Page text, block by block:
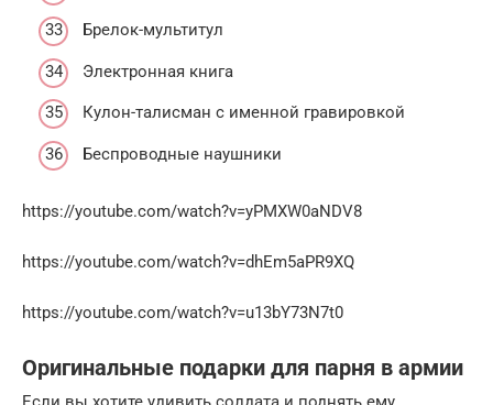
Брелок-мультитул
Электронная книга
Кулон-талисман с именной гравировкой
Беспроводные наушники
https://youtube.com/watch?v=yPMXW0aNDV8
https://youtube.com/watch?v=dhEm5aPR9XQ
https://youtube.com/watch?v=u13bY73N7t0
Оригинальные подарки для парня в армии